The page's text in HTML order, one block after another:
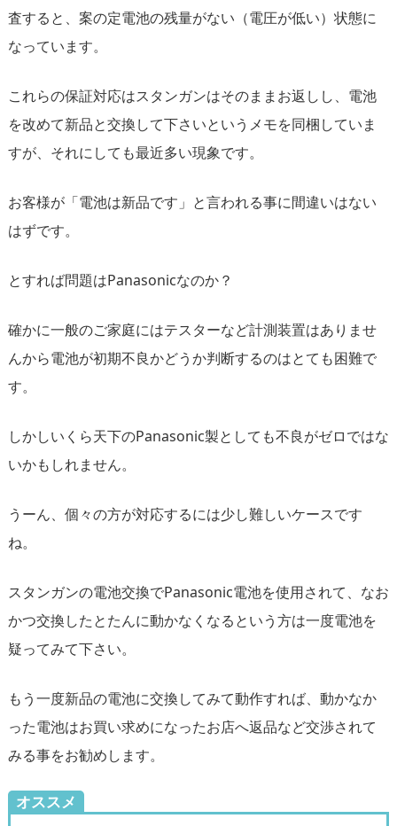
査すると、案の定電池の残量がない（電圧が低い）状態に
なっています。
これらの保証対応はスタンガンはそのままお返しし、電池
を改めて新品と交換して下さいというメモを同梱していま
すが、それにしても最近多い現象です。
お客様が「電池は新品です」と言われる事に間違いはない
はずです。
とすれば問題はPanasonicなのか？
確かに一般のご家庭にはテスターなど計測装置はありませ
んから電池が初期不良かどうか判断するのはとても困難で
す。
しかしいくら天下のPanasonic製としても不良がゼロではな
いかもしれません。
うーん、個々の方が対応するには少し難しいケースです
ね。
スタンガンの電池交換でPanasonic電池を使用されて、なお
かつ交換したとたんに動かなくなるという方は一度電池を
疑ってみて下さい。
もう一度新品の電池に交換してみて動作すれば、動かなか
った電池はお買い求めになったお店へ返品など交渉されて
みる事をお勧めします。
オススメ